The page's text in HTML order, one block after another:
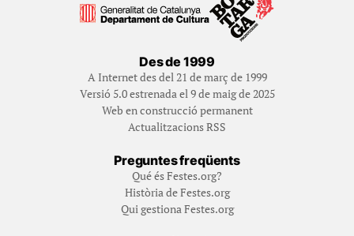
Des de 1999
A Internet des del 21 de març de 1999
Versió 5.0 estrenada el 9 de maig de 2025
Web en construcció permanent
Actualitzacions RSS
Preguntes freqüents
Qué és Festes.org?
Història de Festes.org
Qui gestiona Festes.org